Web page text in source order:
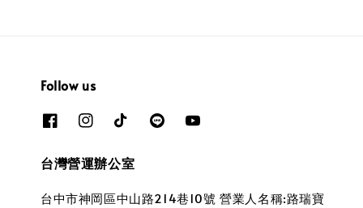
Follow us
台灣營運辦公室
台中市神岡區中山路214巷10號 營業人名稱:路瑞寶